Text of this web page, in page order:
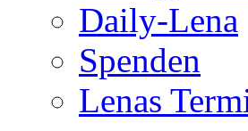
Daily-Lena
Spenden
Lenas